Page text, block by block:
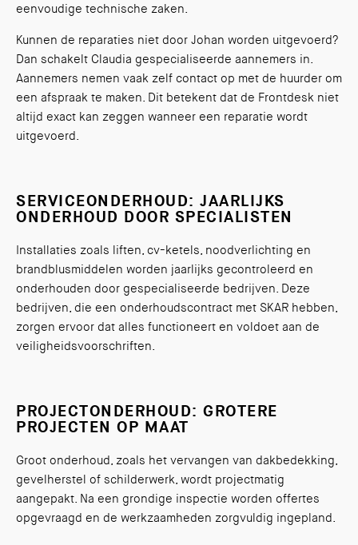
eenvoudige technische zaken.
Kunnen de reparaties niet door Johan worden uitgevoerd?
Dan schakelt Claudia gespecialiseerde aannemers in.
Aannemers nemen vaak zelf contact op met de huurder om
een afspraak te maken. Dit betekent dat de Frontdesk niet
altijd exact kan zeggen wanneer een reparatie wordt
uitgevoerd.
SERVICEONDERHOUD: JAARLIJKS
ONDERHOUD DOOR SPECIALISTEN
Installaties zoals liften, cv-ketels, noodverlichting en
brandblusmiddelen worden jaarlijks gecontroleerd en
onderhouden door gespecialiseerde bedrijven. Deze
bedrijven, die een onderhoudscontract met SKAR hebben,
zorgen ervoor dat alles functioneert en voldoet aan de
veiligheidsvoorschriften.
PROJECTONDERHOUD: GROTERE
PROJECTEN OP MAAT
Groot onderhoud, zoals het vervangen van dakbedekking,
gevelherstel of schilderwerk, wordt projectmatig
aangepakt. Na een grondige inspectie worden offertes
opgevraagd en de werkzaamheden zorgvuldig ingepland.